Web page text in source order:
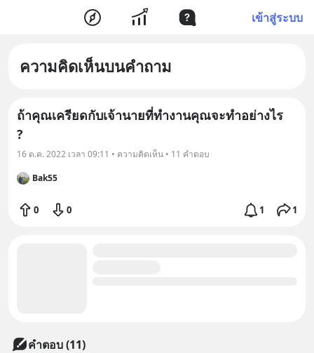
เข้าสู่ระบบ
ความคิดเห็นบนคำถาม
ถ้าคุณเครียดกับเจ้านายที่ทำงานคุณจะทำอย่างไร
?
16 ต.ค. 2022 เวลา 09:11 • ความคิดเห็น • 11 คำตอบ
Bak55
0 0 1 1
คำตอบ (11)